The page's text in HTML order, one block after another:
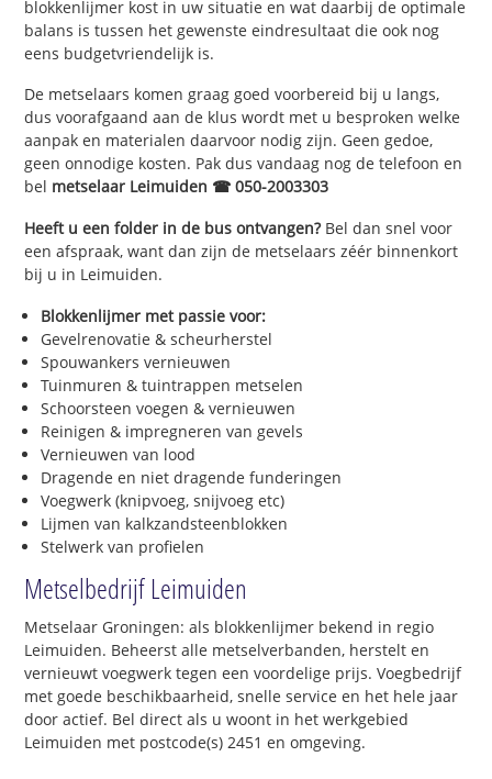
blokkenlijmer kost in uw situatie en wat daarbij de optimale
balans is tussen het gewenste eindresultaat die ook nog
eens budgetvriendelijk is.
De metselaars komen graag goed voorbereid bij u langs,
dus voorafgaand aan de klus wordt met u besproken welke
aanpak en materialen daarvoor nodig zijn. Geen gedoe,
geen onnodige kosten. Pak dus vandaag nog de telefoon en
bel metselaar Leimuiden ☎ 050-2003303
Heeft u een folder in de bus ontvangen?Bel dan snel voor
een afspraak, want dan zijn de metselaars zéér binnenkort
bij u in Leimuiden.
Blokkenlijmer met passie voor:
Gevelrenovatie & scheurherstel
Spouwankers vernieuwen
Tuinmuren & tuintrappen metselen
Schoorsteen voegen & vernieuwen
Reinigen & impregneren van gevels
Vernieuwen van lood
Dragende en niet dragende funderingen
Voegwerk (knipvoeg, snijvoeg etc)
Lijmen van kalkzandsteenblokken
Stelwerk van profielen
Metselbedrijf Leimuiden
Metselaar Groningen: als blokkenlijmer bekend in regio
Leimuiden. Beheerst alle metselverbanden, herstelt en
vernieuwt voegwerk tegen een voordelige prijs. Voegbedrijf
met goede beschikbaarheid, snelle service en het hele jaar
door actief. Bel direct als u woont in het werkgebied
Leimuiden met postcode(s) 2451 en omgeving.